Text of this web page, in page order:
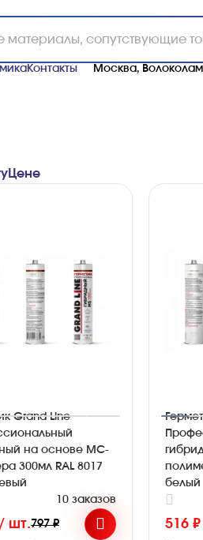
Контакты Москва,
Ценe
Grand Line
на основе МС-
300мл RAL 8017
10 заказов
шт.797 ₽
белый
516